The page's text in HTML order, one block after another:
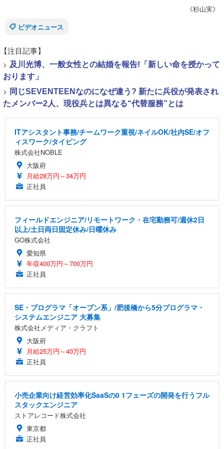
《杉山実》
ビデオニュース
【注目記事】
> 及川光博、一般女性との結婚を報告!「新しい命を授かって
おります」
> 同じSEVENTEENなのになぜ違う? 新たに兵役が発表され
たメンバー2人、現役兵とは異なる“代替服務”とは
ITアシスタント事務/チームワーク重視/ネイルOK/社内SE/オフ
ィスワーク/タイピング
株式会社NOBLE
大阪府
月給28万円～34万円
正社員
フィールドエンジニア/リモートワーク・在宅勤務可/週休2日
以上/土日両日固定休み/日曜休み
GO株式会社
愛知県
年収400万円～700万円
正社員
SE・プログラマ「オープン系」/肥後橋から5分プログラマ・
システムエンジニア 大募集
株式会社メディア・クラフト
大阪府
月給25万円～40万円
正社員
小売企業向け経営効率化SaaSの0 1フェーズの開発を行うフル
スタックエンジニア
ストアレコード株式会社
東京都
正社員